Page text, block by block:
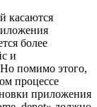
касаются
более
и
Но помимо этого,
процессе
приложения